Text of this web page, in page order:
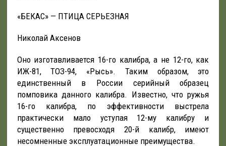
«БЕКАС» — ПТИЦА СЕРЬЕЗНАЯ
Николай Аксенов
Оно изготавливается 16-го калибра, а не 12-го, как
ИЖ-81, ТОЗ-94, «Рысь». Таким образом, это
единственный в России серийный образец
помповика данного калибра. Известно, что ружья
16-го калибра, по эффективности выстрела
практически мало уступая 12-му калибру и
существенно превосходя 20-й калибр, имеют
несомненные эксплуатационные преимущества.